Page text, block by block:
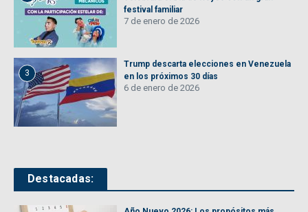
festival familiar
7 de enero de 2026
3
Trump descarta elecciones en Venezuela
en los próximos 30 días
6 de enero de 2026
Destacadas: